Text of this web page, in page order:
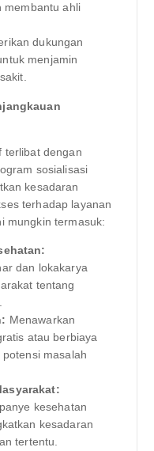
membantu ahli
dukungan
menjamin
terlibat dengan
sosialisasi
kesadaran
terhadap layanan
mungkin termasuk:
dan lokakarya
tentang
Menawarkan
atau berbiaya
masalah
kesehatan
kesadaran
tertentu.